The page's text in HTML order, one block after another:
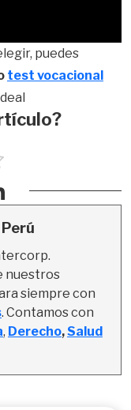
puedes
test vocacional
nuestros
siempre con
, Derecho, Salud